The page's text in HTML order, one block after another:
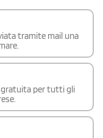
tramite mail una
gratuita per tutti gli